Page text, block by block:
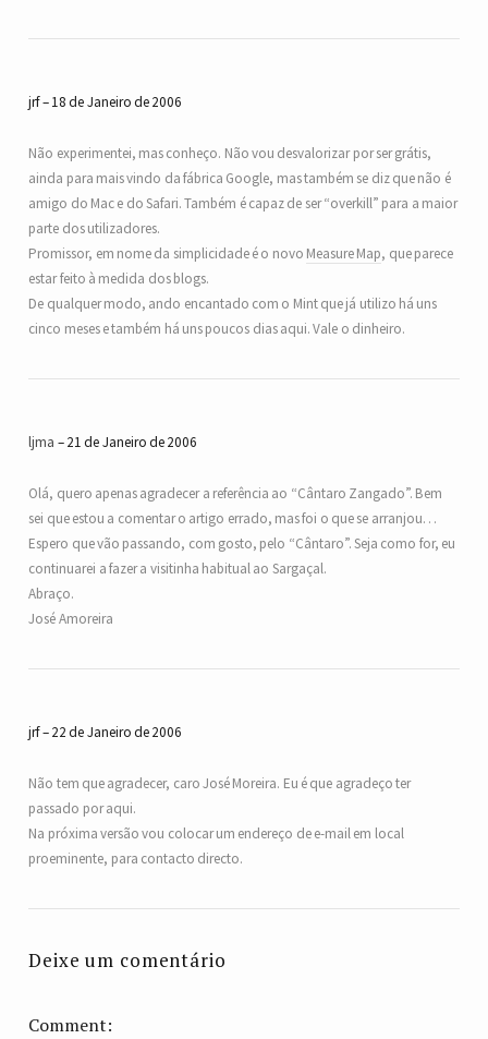
jrf 18 de Janeiro de 2006
Não experimentei, mas conheço. Não vou desvalorizar por ser grátis,
ainda para mais vindo da fábrica Google, mas também se diz que não é
amigo do Mac e do Safari. Também é capaz de ser “overkill” para a maior
parte dos utilizadores.
Promissor, em nome da simplicidade é o novo Measure Map, que parece
estar feito à medida dos blogs.
De qualquer modo, ando encantado com o Mint que já utilizo há uns
cinco meses e também há uns poucos dias aqui. Vale o dinheiro.
ljma 21 de Janeiro de 2006
Olá, quero apenas agradecer a referência ao “Cântaro Zangado”. Bem
sei que estou a comentar o artigo errado, mas foi o que se arranjou…
Espero que vão passando, com gosto, pelo “Cântaro”. Seja como for, eu
continuarei a fazer a visitinha habitual ao Sargaçal.
Abraço.
José Amoreira
jrf 22 de Janeiro de 2006
Não tem que agradecer, caro José Moreira. Eu é que agradeço ter
passado por aqui.
Na próxima versão vou colocar um endereço de e-mail em local
proeminente, para contacto directo.
Deixe um comentário
Comment